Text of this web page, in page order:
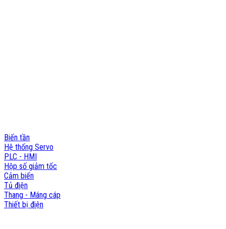
Biến tần
Hệ thống Servo
PLC - HMI
Hộp số giảm tốc
Cảm biến
Tủ điện
Thang - Máng cáp
Thiết bị điện